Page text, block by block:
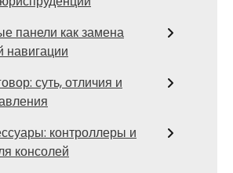
панели как замена
навигации
суть, отличия и
контроллеры и
консолей